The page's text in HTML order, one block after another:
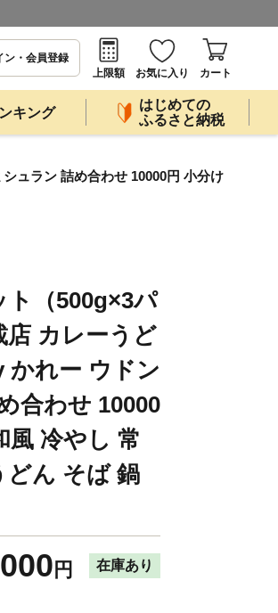
ン・会員登録
上限額
お気に入り カート
キング
はじめての
ふるさと納税
ュラン 詰め合わせ 10000円 小分け
（500g×3パ
店 カレーうど
かれー ウドン
合わせ 10000
風 冷やし 常
どん そば 鍋
円 在庫あり